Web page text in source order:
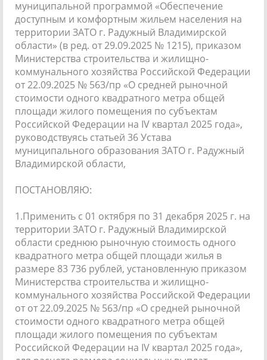
муниципальной программой «Обеспечение
доступным и комфортным жильем населения на
территории ЗАТО г. Радужный Владимирской
области» (в ред. от 29.09.2025 № 1215), приказом
Министерства строительства и жилищно-
коммунального хозяйства Российской Федерации
от 22.09.2025 № 563/пр «О средней рыночной
стоимости одного квадратного метра общей
площади жилого помещения по субъектам
Российской Федерации на IV квартал 2025 года»,
руководствуясь статьей 36 Устава
муниципального образования ЗАТО г. Радужный
Владимирской области,
ПОСТАНОВЛЯЮ:
1.Применить с 01 октября по 31 декабря 2025 г. на
территории ЗАТО г. Радужный Владимирской
области среднюю рыночную стоимость одного
квадратного метра общей площади жилья в
размере 83 736 рублей, установленную приказом
Министерства строительства и жилищно-
коммунального хозяйства Российской Федерации
от от 22.09.2025 № 563/пр «О средней рыночной
стоимости одного квадратного метра общей
площади жилого помещения по субъектам
Российской Федерации на IV квартал 2025 года»,